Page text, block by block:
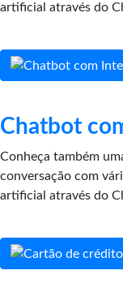
artificial através do
Chatbot
Conheça também
conversação com
artificial através do